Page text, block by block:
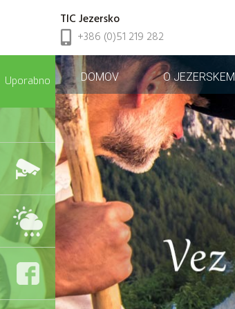
TIC Jezersko
+386 (0)51 219 282
Uporabno DOMOV O JEZERSKEM